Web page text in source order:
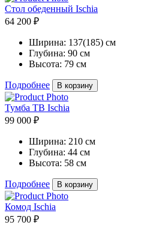
Стол обеденный Ischia
64 200 ₽
Ширина: 137(185) см
Глубина: 90 см
Высота: 79 см
Подробнее В корзину
Тумба ТВ Ischia
99 000 ₽
Ширина: 210 см
Глубина: 44 см
Высота: 58 см
Подробнее В корзину
Комод Ischia
95 700 ₽